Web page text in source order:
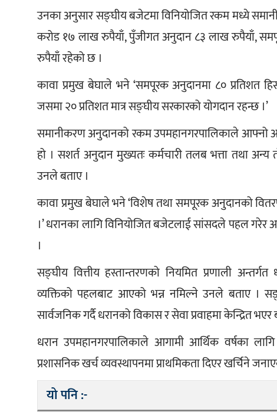
उनका अनुसार सङ्घीय बजेटमा विनियोजित रकम मध्ये
करोड १७ लाख रुपैयाँ, पुँजीगत अनुदान ८३ लाख रुपैयाँ,
रुपैयाँ रहेको छ ।
कावा प्रमुख बेघाले भने ‘समपूरक अनुदानमा ८० प्रतिशत
जसमा २० प्रतिशत मात्र सङ्घीय सरकारको योगदान रहन्छ ।’
समानीकरण अनुदानको रकम उपमहानगरपालिकाले आफ्नो
हो । सशर्त अनुदान मुख्यतः कर्मचारी तलब भत्ता तथा
उनले बताए ।
कावा प्रमुख बेघाले भने ‘विशेष तथा समपूरक अनुदानको
।’ धरानका लागि विनियोजित बजेटलाई सांसदले पहल
।
सङ्घीय वित्तीय हस्तान्तरणको नियमित प्रणाली
व्यक्तिको पहलबाट आएको भन्न नमिल्ने उनले बताए ।
सार्वजनिक गर्दै धरानको विकास र सेवा प्रवाहमा केन्द्रित
धरान उपमहानगरपालिकाले आगामी आर्थिक वर्षका लागि
प्रशासनिक खर्च व्यवस्थापनमा प्राथमिकता दिएर खर्चिने
यो पनि :-